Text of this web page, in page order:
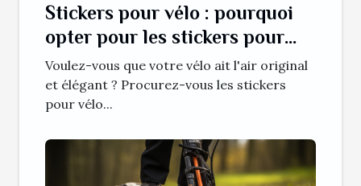
Stickers pour vélo : pourquoi
opter pour les stickers pour
vélo ?
Voulez-vous que votre vélo ait l'air original
et élégant ? Procurez-vous les stickers
pour vélo...